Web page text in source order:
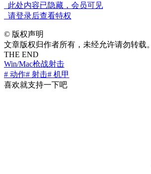
此处内容已隐藏，会员可见
请登录后查看特权
© 版权声明
文章版权归作者所有，未经允许请勿转载。
THE END
Win/Mac枪战射击
# 动作# 射击# 机甲
喜欢就支持一下吧